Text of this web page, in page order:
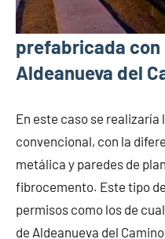
prefabricada
Aldeanueva del
En este caso se realizaría
convencional, con la
metálica y paredes de
fibrocemento. Este tipo
permisos como los de
de Aldeanueva del